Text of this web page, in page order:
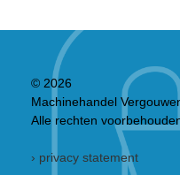
© 2026
Machinehandel
Alle rechten
› privacy statement